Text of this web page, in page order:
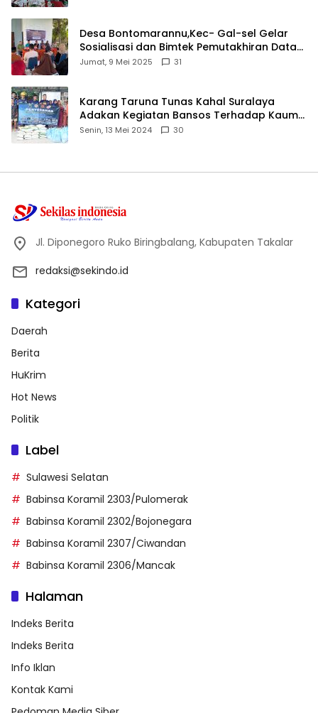
Desa Bontomarannu,Kec- Gal-sel Gelar
Sosialisasi dan Bimtek Pemutakhiran Data
ID
Jumat, 9 Mei 2025 31
Karang Taruna Tunas Kahal Suralaya
Adakan Kegiatan Bansos Terhadap Kaum
Dhuafa dan Anak Yatim-Piatu
Senin, 13 Mei 2024 30
Jl. Diponegoro Ruko Biringbalang, Kabupaten Takalar
redaksi@sekindo.id
Kategori
Daerah
Berita
HuKrim
Hot News
Politik
Label
Sulawesi Selatan
Babinsa Koramil 2303/Pulomerak
Babinsa Koramil 2302/Bojonegara
Babinsa Koramil 2307/Ciwandan
Babinsa Koramil 2306/Mancak
Halaman
Indeks Berita
Indeks Berita
Info Iklan
Kontak Kami